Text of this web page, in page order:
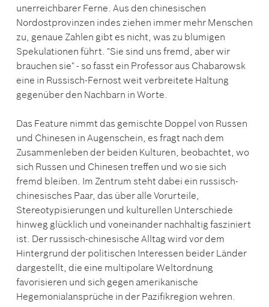
unerreichbarer Ferne. Aus den chinesischen
Nordostprovinzen indes ziehen immer mehr Menschen
zu, genaue Zahlen gibt es nicht, was zu blumigen
Spekulationen führt. "Sie sind uns fremd, aber wir
brauchen sie" - so fasst ein Professor aus Chabarowsk
eine in Russisch-Fernost weit verbreitete Haltung
gegenüber den Nachbarn in Worte.
Das Feature nimmt das gemischte Doppel von Russen
und Chinesen in Augenschein, es fragt nach dem
Zusammenleben der beiden Kulturen, beobachtet, wo
sich Russen und Chinesen treffen und wo sie sich
fremd bleiben. Im Zentrum steht dabei ein russisch-
chinesisches Paar, das über alle Vorurteile,
Stereotypisierungen und kulturellen Unterschiede
hinweg glücklich und voneinander nachhaltig fasziniert
ist. Der russisch-chinesische Alltag wird vor dem
Hintergrund der politischen Interessen beider Länder
dargestellt, die eine multipolare Weltordnung
favorisieren und sich gegen amerikanische
Hegemonialansprüche in der Pazifikregion wehren.